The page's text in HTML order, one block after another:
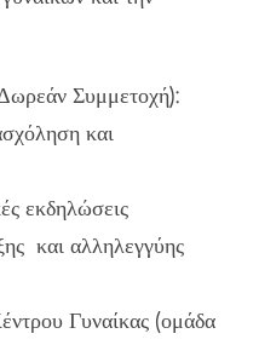
Συμμετοχή):
και
εκδηλώσεις
και αλληλεγγύης
Γυναίκας (ομάδα